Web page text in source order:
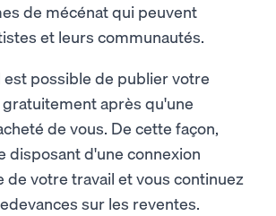
de mécénat qui peuvent
et leurs communautés.
est possible de publier votre
après qu'une
de vous. De cette façon,
disposant d'une connexion
votre travail et vous continuez
sur les reventes.